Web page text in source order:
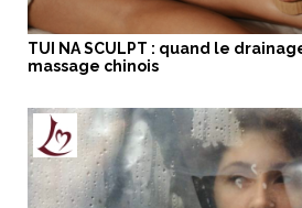
TUI NA SCULPT : quand le
massage chinois